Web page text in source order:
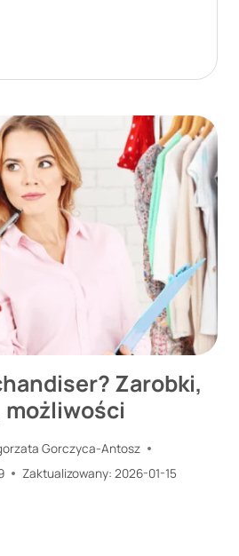
Zarobki,
Gorczyca-Antosz
Zaktualizowany: 2026-01-15